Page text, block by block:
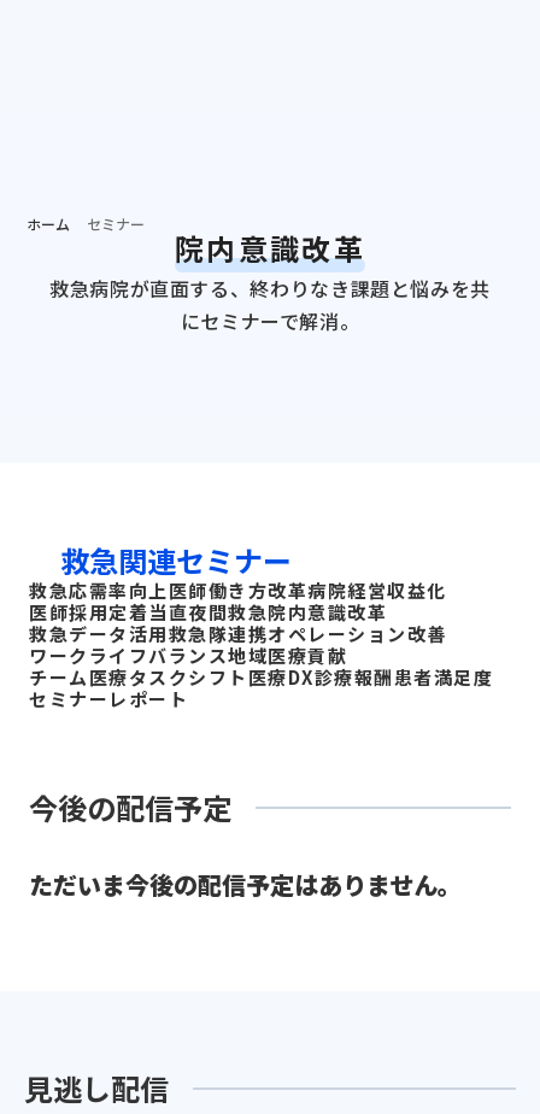
ホーム セミナー
院内意識改革
救急病院が直面する、終わりなき課題と悩みを共
にセミナーで解消。
救急関連セミナー
救急応需率向上医師働き方改革病院経営収益化
医師採用定着当直夜間救急院内意識改革
救急データ活用救急隊連携オペレーション改善
ワークライフバランス地域医療貢献
チーム医療タスクシフト 医療DX診療報酬患者満足度
セミナーレポート
今後の配信予定
ただいま今後の配信予定はありません。
見逃し配信